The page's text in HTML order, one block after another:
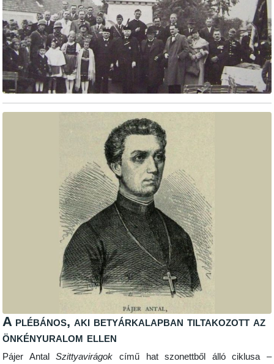
A plébános, aki betyárkalapban tiltakozott az
önkényuralom ellen
Pájer Antal Szittyavirágok című hat szonettből álló ciklusa –